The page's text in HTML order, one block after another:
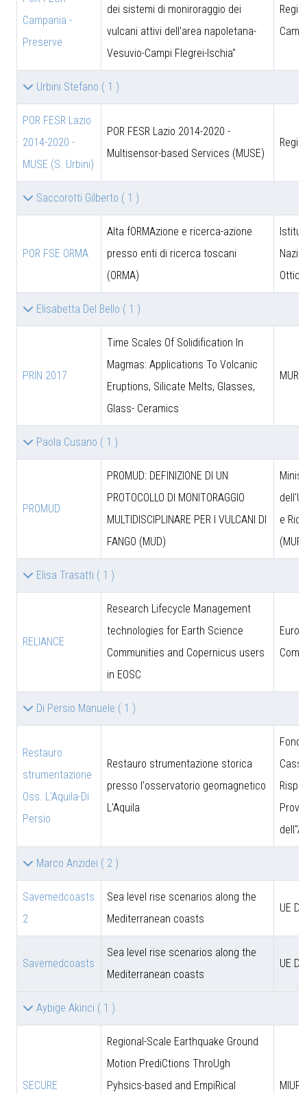
Campania -
Preserve
dei sistemi di moniroraggio dei
vulcani attivi dell'area napoletana-
Vesuvio-Campi Flegrei-Ischia"
Urbini Stefano ( 1 )
POR FESR Lazio
2014-2020 -
MUSE (S. Urbini)
POR FESR Lazio 2014-2020 -
Multisensor-based Services (MUSE)
Saccorotti Gilberto ( 1 )
POR FSE ORMA
Alta fORMAzione e ricerca-azione
presso enti di ricerca toscani
(ORMA)
Ottica
Elisabetta Del Bello ( 1 )
PRIN 2017
Time Scales Of Solidification In
Magmas: Applications To Volcanic
Eruptions, Silicate Melts, Glasses,
Glass- Ceramics
MUR
Paola Cusano ( 1 )
PROMUD
PROMUD: DEFINIZIONE DI UN
PROTOCOLLO DI MONITORAGGIO
MULTIDISCIPLINARE PER I VULCANI DI
FANGO (MUD)
e
(MUR)
Elisa Trasatti ( 1 )
RELIANCE
Research Lifecycle Management
technologies for Earth Science
Communities and Copernicus users
in EOSC
Di Persio Manuele ( 1 )
Restauro
strumentazione
Oss. L'Aquila-Di
Persio
Restauro strumentazione storica
presso l'osservatorio geomagnetico
L'Aquila
Marco Anzidei ( 2 )
Savemedcoasts
2
Sea level rise scenarios along the
Mediterranean coasts
UE
Savemedcoasts
Sea level rise scenarios along the
Mediterranean coasts
UE
Aybige Akinci ( 1 )
SECURE
Regional-Scale Earthquake Ground
Motion PrediCtions ThroUgh
Pyhsics-based and EmpiRical
MIUR